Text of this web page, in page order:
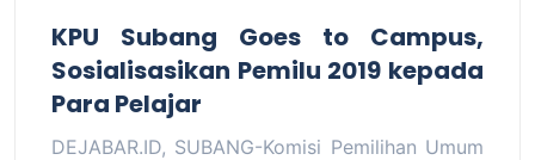
KPU Subang Goes to Campus,
Sosialisasikan Pemilu 2019 kepada
Para Pelajar
DEJABAR.ID, SUBANG-Komisi Pemilihan Umum